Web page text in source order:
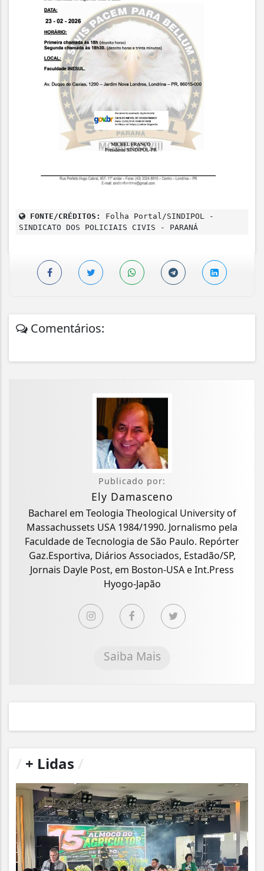
FONTE/CRÉDITOS:
Folha Portal/SINDIPOL -
SINDICATO DOS POLICIAIS CIVIS - PARANÁ
Comentários:
Publicado por:
Ely Damasceno
Bacharel em Teologia Theological University of
Massachussets USA 1984/1990. Jornalismo pela
Faculdade de Tecnologia de São Paulo. Repórter
Gaz.Esportiva, Diários Associados, Estadão/SP,
Jornais Dayle Post, em Boston-USA e Int.Press
Hyogo-Japão
Saiba Mais
+ Lidas